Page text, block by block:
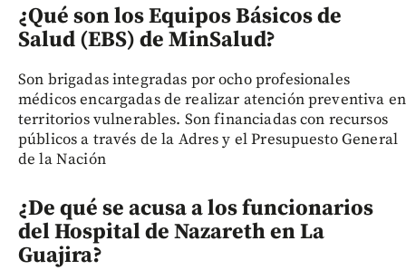
¿Qué son los Equipos Básicos de
Salud (EBS) de MinSalud?
Son brigadas integradas por ocho profesionales
médicos encargadas de realizar atención preventiva en
territorios vulnerables. Son financiadas con recursos
públicos a través de la Adres y el Presupuesto General
de la Nación
¿De qué se acusa a los funcionarios
del Hospital de Nazareth en La
Guajira?